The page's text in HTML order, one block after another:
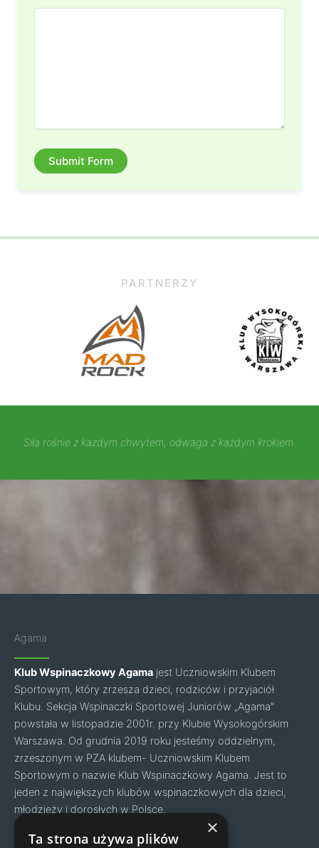
Submit Form
PARTNERZY
Siła rośnie z każdym chwytem, odwaga z każdym krokiem.
Agama
Klub Wspinaczkowy Agama jest Uczniowskim Klubem
Sportowym, który zrzesza dzieci, rodziców i przyjaciół
Klubu. Sekcja Wspinaczki Sportowej Juniorów „Agama”
powstała w listopadzie 2001r. przy Klubie Wysokogórskim
Warszawa. Od grudnia 2019 roku jesteśmy oddzielnym,
zrzeszonym w PZA klubem- Uczniowskim Klubem
Sportowym o nazwie Klub Wspinaczkowy Agama. Jest to
jeden z największych klubów wspinaczkowych dla dzieci,
młodzieży i dorosłych w Polsce.
Facebook
Instagram ×
Ta strona używa plików